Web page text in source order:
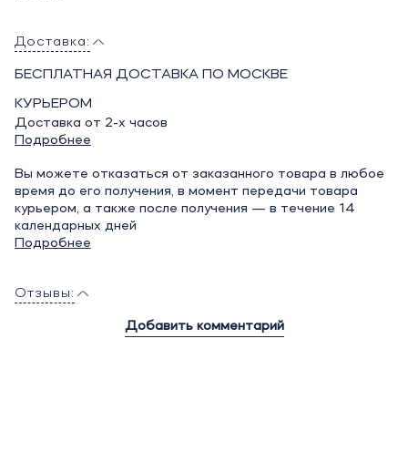
Доставка:
БЕСПЛАТНАЯ ДОСТАВКА ПО МОСКВЕ
КУРЬЕРОМ
Доставка от 2-х часов
Подробнее
Вы можете отказаться от заказанного товара в любое
время до его получения, в момент передачи товара
курьером, а также после получения — в течение 14
календарных дней
Подробнее
Отзывы:
Добавить комментарий